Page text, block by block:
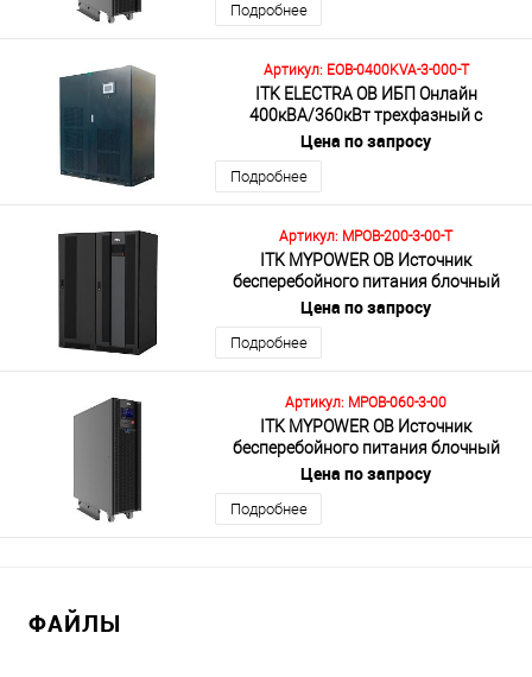
Подробнее
Артикул: EOB-0400KVA-3-000-T
ITK ELECTRA OB ИБП Онлайн
400кВА/360кВт трехфазный с
выходным трансформатором 408VDC
без АКБ с сенсорным экраном
Цена по запросу
Подробнее
Артикул: MPOB-200-3-00-T
ITK MYPOWER OB Источник
бесперебойного питания блочный
MPOB230 200кВА/200кВт трехфазный
трансформаторный
Цена по запросу
Подробнее
Артикул: MPOB-060-3-00
ITK MYPOWER OB Источник
бесперебойного питания блочный
MPOB130 60кВА/60кВт трехфазный
Цена по запросу
Подробнее
ФАЙЛЫ